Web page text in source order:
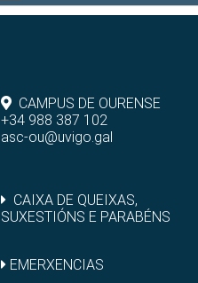
CAMPUS DE OURENSE
+34 988 387 102
asc-ou@uvigo.gal
CAIXA DE QUEIXAS,
SUXESTIÓNS E PARABÉNS
EMERXENCIAS